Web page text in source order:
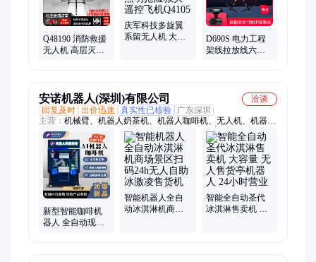
Q48190 消防救援
无人机 高层灭火
庆军科技多旋翼
系留无人机 大载
D690S 电力工程
架线拉放线六轴
安诺机器人(深圳)有限公司
洽谈
回复及时 出价迅速 真实性已核验
广东深圳
主营： 机械臂、机器人奶茶机、机器人咖啡机、无人机、机器人
冰淇淋机、调酒机器人
新型智能咖啡机
器人 全自动现磨
智能机器人全自
动冰淇淋机商场
智能全自动圣代
冰淇淋售卖机 大